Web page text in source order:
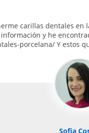
carillas dentales en
y he
porcelana/ Y estos
Sofia